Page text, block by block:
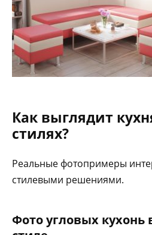
Как выглядит
стилях?
Реальные фотопримеры
стилевыми решениями.
Фото угловых